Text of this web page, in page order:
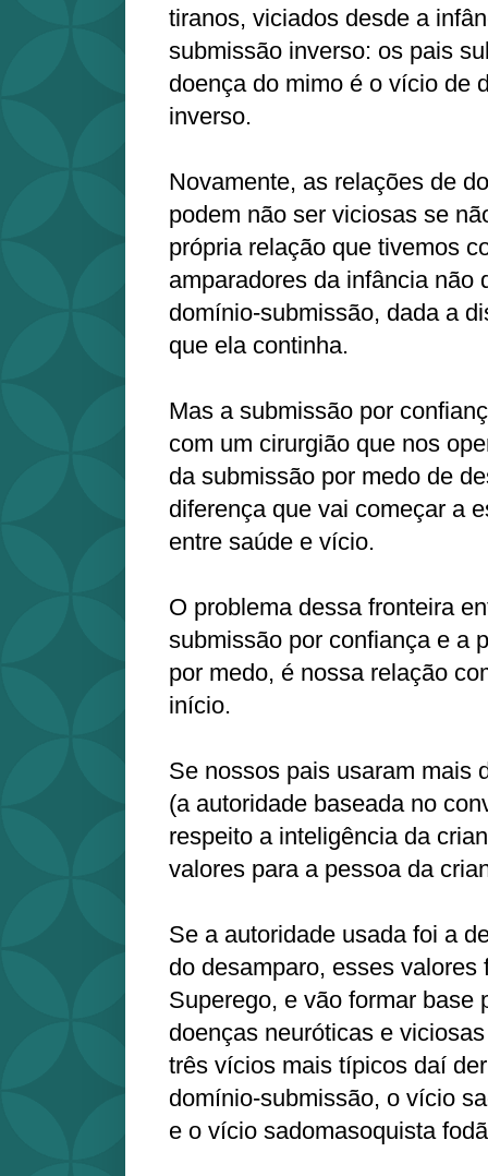
tiranos, viciados desde a
submissão inverso: os pais
doença do mimo é o vício de
inverso.
Novamente, as relações de
podem não ser viciosas se
própria relação que tivemos
amparadores da infância não
domínio-submissão, dada a
que ela continha.
Mas a submissão por
com um cirurgião que nos
da submissão por medo de
diferença que vai começar a
entre saúde e vício.
O problema dessa fronteira
submissão por confiança e a
por medo, é nossa relação
início.
Se nossos pais usaram mais
(a autoridade baseada no
respeito a inteligência da
valores para a pessoa da
Se a autoridade usada foi a
do desamparo, esses valores
Superego, e vão formar base
doenças neuróticas e
três vícios mais típicos daí
domínio-submissão, o vício
e o vício sadomasoquista